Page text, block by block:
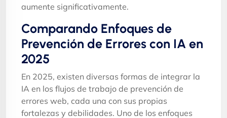
aumente significativamente.
Comparando Enfoques de
Prevención de Errores con IA en
2025
En 2025, existen diversas formas de integrar la
IA en los flujos de trabajo de prevención de
errores web, cada una con sus propias
fortalezas y debilidades. Uno de los enfoques